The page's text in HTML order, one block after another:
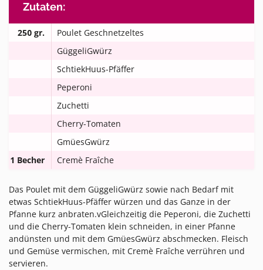
Zutaten:
250 gr.
Poulet Geschnetzeltes
GüggeliGwürz
SchtiekHuus-Pfäffer
Peperoni
Zuchetti
Cherry-Tomaten
GmüesGwürz
1 Becher
Cremè Fraîche
Das Poulet mit dem GüggeliGwürz sowie nach Bedarf mit
etwas SchtiekHuus-Pfäffer würzen und das Ganze in der
Pfanne kurz anbraten.vGleichzeitig die Peperoni, die Zuchetti
und die Cherry-Tomaten klein schneiden, in einer Pfanne
andünsten und mit dem GmüesGwürz abschmecken. Fleisch
und Gemüse vermischen, mit Cremè Fraîche verrühren und
servieren.